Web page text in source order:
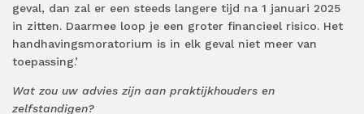
geval, dan zal er een steeds langere tijd na 1 januari 2025
in zitten. Daarmee loop je een groter financieel risico. Het
handhavingsmoratorium is in elk geval niet meer van
toepassing.’
Wat zou uw advies zijn aan praktijkhouders en
zelfstandigen?